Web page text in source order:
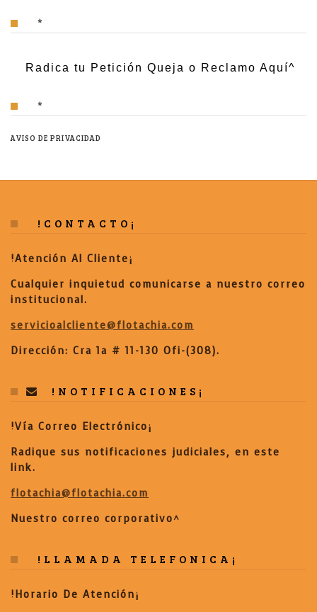
*
Radica tu Petición Queja o Reclamo Aquí^
*
AVISO DE PRIVACIDAD
!CONTACTO¡
!Atención Al Cliente¡
Cualquier inquietud comunicarse a nuestro correo
institucional.
servicioalcliente@flotachia.com
Dirección: Cra 1a # 11-130 Ofi-(308).
!NOTIFICACIONES¡
!Vía Correo Electrónico¡
Radique sus notificaciones judiciales, en este
link.
flotachia@flotachia.com
Nuestro correo corporativo^
!LLAMADA TELEFONICA¡
!Horario De Atención¡